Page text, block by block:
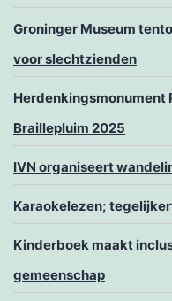
Groninger Museum
voor slechtzienden
Herdenkingsmonument
Braillepluim 2025
IVN organiseert
Karaokelezen;
Kinderboek maakt
gemeenschap